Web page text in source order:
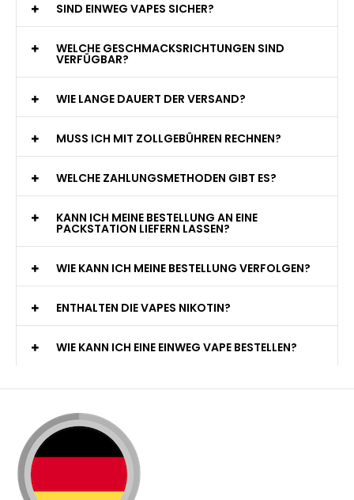
SIND EINWEG VAPES SICHER?
WELCHE GESCHMACKSRICHTUNGEN SIND
VERFÜGBAR?
WIE LANGE DAUERT DER VERSAND?
MUSS ICH MIT ZOLLGEBÜHREN RECHNEN?
WELCHE ZAHLUNGSMETHODEN GIBT ES?
KANN ICH MEINE BESTELLUNG AN EINE
PACKSTATION LIEFERN LASSEN?
WIE KANN ICH MEINE BESTELLUNG VERFOLGEN?
ENTHALTEN DIE VAPES NIKOTIN?
WIE KANN ICH EINE EINWEG VAPE BESTELLEN?